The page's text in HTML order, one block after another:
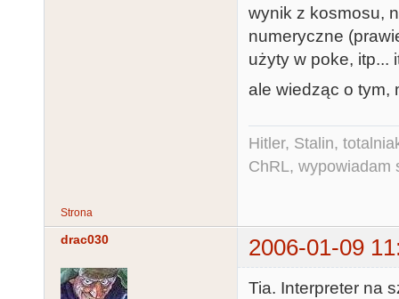
wynik z kosmosu,
numeryczne
użyty w poke, itp...
ale wiedząc o tym,
Hitler, Stalin,
ChRL, wypowiadam
Strona
drac030 2006-01-09
Tia. Interpreter na